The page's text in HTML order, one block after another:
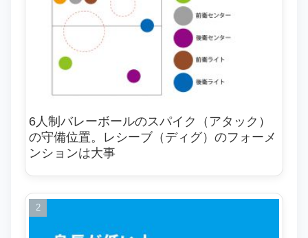
6人制バレーボールのスパイク（アタック）
の守備位置。レシーブ（ディグ）のフォーメ
ンションは大事